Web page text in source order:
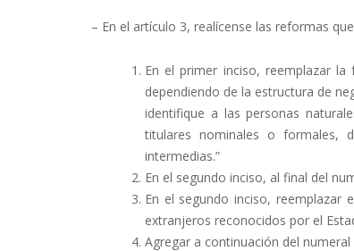
– En el artículo 3, realícense las reformas
En el primer inciso, reemplazar
dependiendo de la estructura de
identifique a las personas
titulares nominales o formales,
intermedias.”
En el segundo inciso, al final del
En el segundo inciso, reemplazar
extranjeros reconocidos por el
Agregar a continuación del